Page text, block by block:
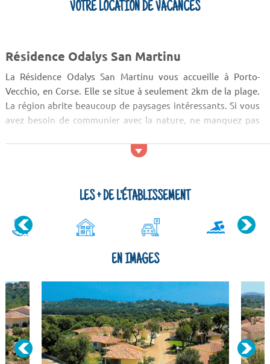
VOTRE LOCATION DE VACANCES
Résidence Odalys San Martinu
La Résidence Odalys San Martinu vous accueille à Porto-
Vecchio, en Corse. Elle se situe à seulement 2km de la plage.
La région abrite beaucoup de paysages intéressants. Si vous
avez besoin de communier avec la nature, ne manquez pas
Santu. Vous pourrez également partir à la découverte de la
Activités et servicesLES + DE L'ÉTABLISSEMENT
EN IMAGES